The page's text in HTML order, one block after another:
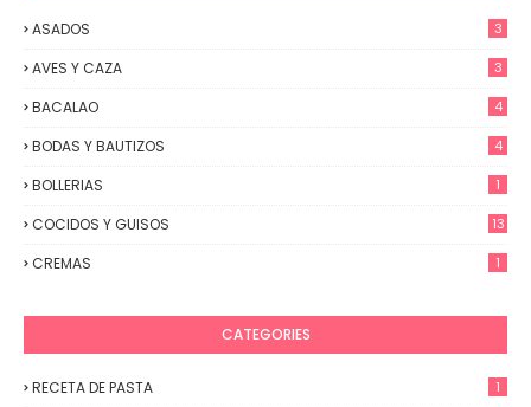
ASADOS 3
AVES Y CAZA 3
BACALAO 4
BODAS Y BAUTIZOS 4
BOLLERIAS 1
COCIDOS Y GUISOS 13
CREMAS 1
CATEGORIES
RECETA DE PASTA 1